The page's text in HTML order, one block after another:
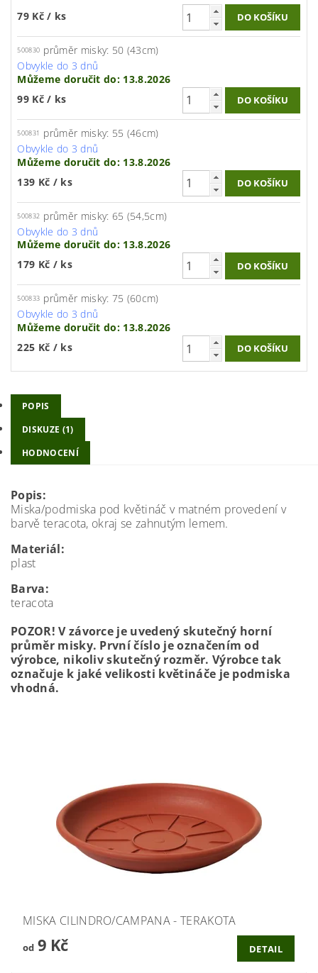
79 Kč/ ks
500830 průměr misky: 50 (43cm)
Obvykle do 3 dnů
Můžeme doručit do: 13.8.2026
99 Kč/ ks
500831
průměr misky: 55 (46cm)
Obvykle do 3 dnů
Můžeme doručit do: 13.8.2026
139 Kč / ks
500832 průměr misky: 65 (54,5cm)
Obvykle do 3 dnů
Můžeme doručit do: 13.8.2026
179 Kč / ks
500833 průměr misky: 75 (60cm)
Obvykle do 3 dnů
Můžeme doručit do: 13.8.2026
225 Kč / ks
POPIS
DISKUZE (1)
HODNOCENÍ
Popis:
Miska/podmiska pod květináč v matném provedení v
barvě teracota, okraj se zahnutým lemem.
Materiál:
plast
Barva:
teracota
POZOR! V závorce je uvedený skutečný horní
průměr misky. První číslo je označením od
výrobce, nikoliv skutečný rozměr. Výrobce tak
označuje k jaké velikosti květináče je podmiska
vhodná.
MISKA CILINDRO/CAMPANA - TERAKOTA
od9 Kč DETAIL